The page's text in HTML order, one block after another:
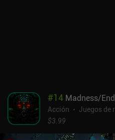
pero no parecen necesarias en
personajes adicionales son
#14 Madness/
Acción
Juegos de
$3.99